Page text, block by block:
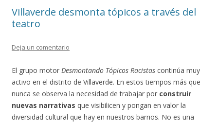
Villaverde desmonta tópicos a través del
teatro
Deja un comentario
El grupo motor Desmontando Tópicos Racistas continúa muy
activo en el distrito de Villaverde. En estos tiempos más que
nunca se observa la necesidad de trabajar por construir
nuevas narrativas que visibilicen y pongan en valor la
diversidad cultural que hay en nuestros barrios. No es una